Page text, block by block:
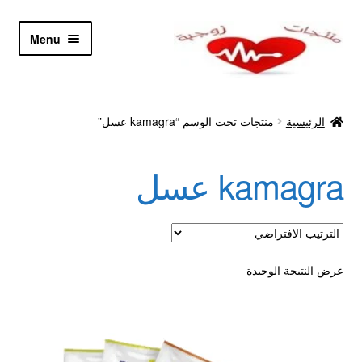
Skip
Skip
Menu
أدوية تكبير و تضخيم العضو
اتصل بنا
اتمام الطلب
الرئيسية منتجات تحت الوسم “kamagra عسل”
kamagra عسل
عرض النتيجة الوحيدة